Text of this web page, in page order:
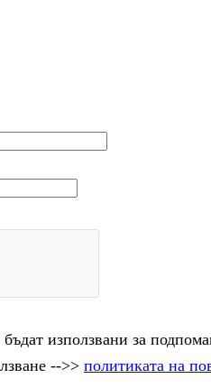
използвани за
-->> политиката на